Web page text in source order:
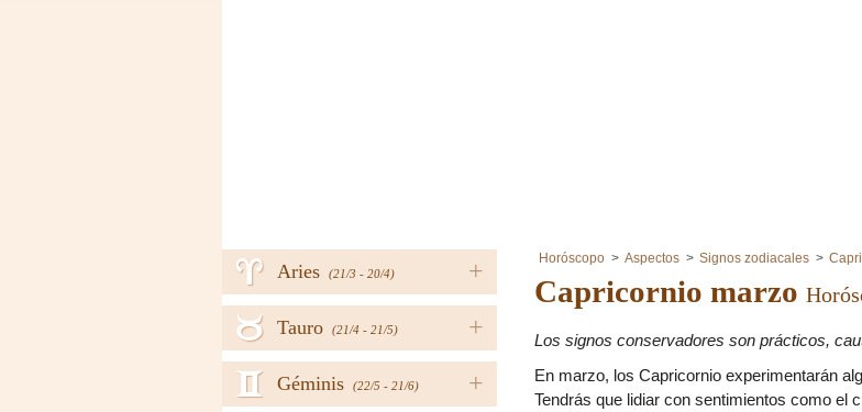
+
Aries (21/3 - 20/4)
a
+
Tauro (21/4 - 21/5)
b
+
Géminis (22/5 - 21/6)
c
Horóscopo Aspectos Signos zodiacales
Capricornio marzo
Los signos conservadores son prácticos,
En marzo, los Capricornio experimentarán
Tendrás que lidiar con sentimientos como el